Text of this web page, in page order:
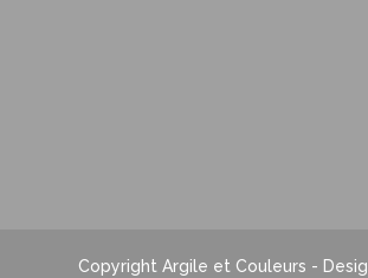
Copyright Argile et Couleurs -